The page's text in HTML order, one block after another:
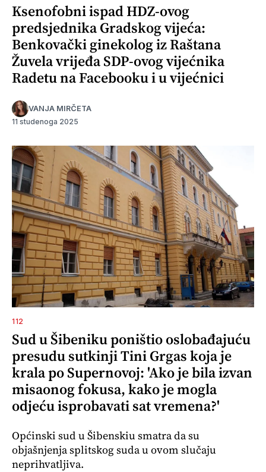
Ksenofobni ispad HDZ-ovog
predsjednika Gradskog vijeća:
Benkovački ginekolog iz Raštana
Žuvela vrijeđa SDP-ovog vijećnika
Radetu na Facebooku i u vijećnici
VANJA MIRČETA
11 studenoga 2025
112
Sud u Šibeniku poništio oslobađajuću
presudu sutkinji Tini Grgas koja je
krala po Supernovoj: 'Ako je bila izvan
misaonog fokusa, kako je mogla
odjeću isprobavati sat vremena?'
Općinski sud u Šibenskiu smatra da su
objašnjenja splitskog suda u ovom slučaju
neprihvatljiva.